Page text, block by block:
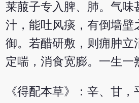
莱菔子专入脾、肺。气味
汁，能吐风痰，有倒墙壁
御。若醋研敷，则痈肿立
定喘，消食宽膨。一生一
《得配本草》：辛、甘